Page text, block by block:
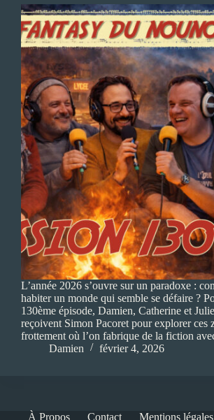
L’année 2026 s’ouvre sur un paradoxe :
habiter un monde qui semble se défaire ?
130ème épisode, Damien, Catherine et
reçoivent Simon Pacoret pour explorer ces
frottement où l’on fabrique de la fiction
Damien
février 4, 2026
À Propos Contact Mentions légales